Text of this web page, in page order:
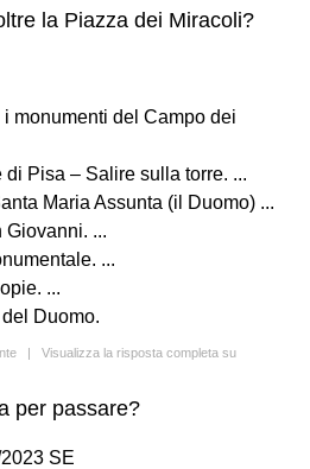
la Piazza dei Miracoli?
monumenti del Campo dei
di Pisa – Salire sulla torre. ...
Maria Assunta (il Duomo) ...
Giovanni. ...
...
...
Duomo.
| Visualizza la risposta completa su
per passare?
SE